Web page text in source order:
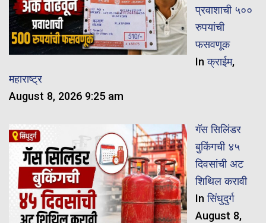
प्रवाशाची ५००
रुपयांची
फसवणूक
Inक्राईम,
महाराष्ट्र
August 8, 2026 9:25 am
गॅस सिलिंडर
बुकिंगची ४५
दिवसांची अट
शिथिल करावी
Inसिंधुदुर्ग
August 8,